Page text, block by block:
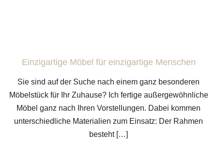
Einzigartige Möbel für einzigartige Menschen
Sie sind auf der Suche nach einem ganz besonderen
Möbelstück für Ihr Zuhause? Ich fertige außergewöhnliche
Möbel ganz nach Ihren Vorstellungen. Dabei kommen
unterschiedliche Materialien zum Einsatz: Der Rahmen
besteht […]